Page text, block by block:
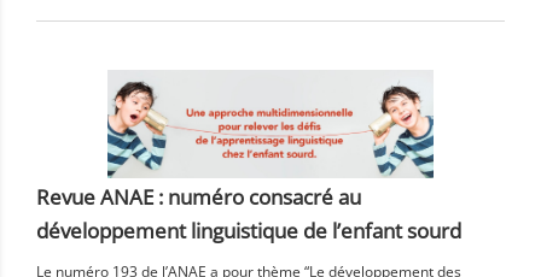
Revue ANAE : numéro consacré au
développement linguistique de l’enfant sourd
Le numéro 193 de l’ANAE a pour thème “Le développement des